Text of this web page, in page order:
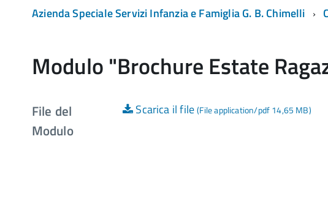
Azienda Speciale Servizi Infanzia e Famiglia G. B. Chimelli
Modulo "Brochure Estate
File del
Modulo
Scarica il file(File application/pdf 14,65 MB)